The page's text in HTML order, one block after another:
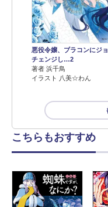
悪役令嬢、ブラコンにジ
チェンジし…2
著者 浜千鳥
イラスト 八美☆わん
こちらもおすすめ